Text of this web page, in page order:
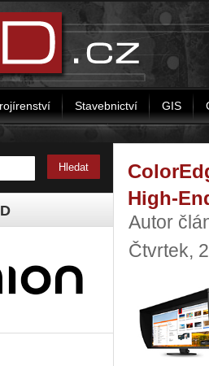
Stavebnictví GIS
High-
Autor
Čtvrtek,